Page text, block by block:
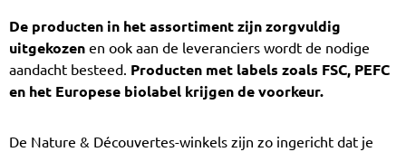
De producten in het assortiment zijn zorgvuldig
uitgekozen en ook aan de leveranciers wordt de nodige
aandacht besteed. Producten met labels zoals FSC, PEFC
en het Europese biolabel krijgen de voorkeur.
De Nature & Découvertes-winkels zijn zo ingericht dat je